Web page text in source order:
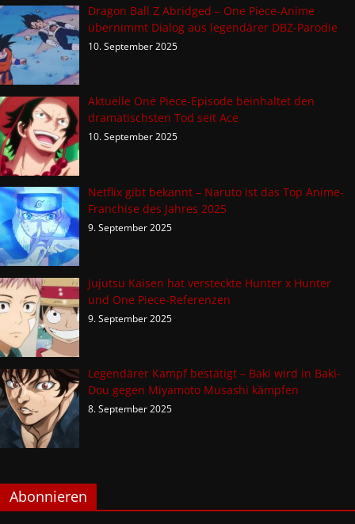
Dragon Ball Z Abridged – One Piece-Anime
übernimmt Dialog aus legendärer DBZ-Parodie
10. September 2025
Aktuelle One Piece-Episode beinhaltet den
dramatischsten Tod seit Ace
10. September 2025
Netflix gibt bekannt – Naruto ist das Top Anime-
Franchise des Jahres 2025
9. September 2025
Jujutsu Kaisen hat versteckte Hunter x Hunter
und One Piece-Referenzen
9. September 2025
Legendärer Kampf bestätigt – Baki wird in Baki-
Dou gegen Miyamoto Musashi kämpfen
8. September 2025
Abonnieren